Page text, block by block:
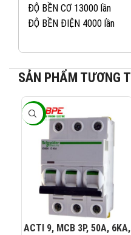
ĐỘ BỀN CƠ 13000 lần
ĐỘ BỀN ĐIỆN 4000 lần
SẢN PHẨM TƯƠNG
-40%
ACTI 9, MCB 3P, 50A, 6KA,
KINH
KINH
KINH
KINH